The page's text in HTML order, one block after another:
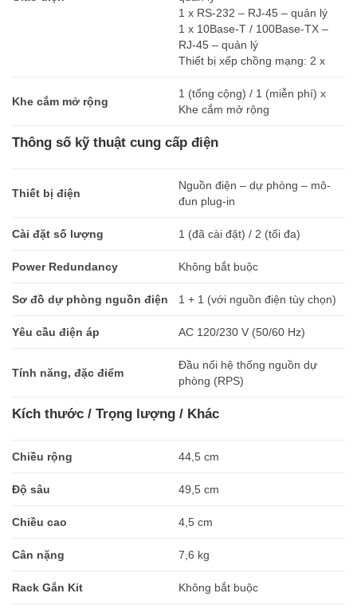
1 x RS-232 – RJ-45 – quản lý
1 x 10Base-T / 100Base-TX –
RJ-45 – quản lý
Thiết bị xếp chồng mạng: 2 x
Khe cắm mở rộng
1 (tổng cộng) / 1 (miễn phí) x
Khe cắm mở rộng
Thông số kỹ thuật cung cấp điện
Thiết bị điện
Nguồn điện – dự phòng – mô-
đun plug-in
Cài đặt số lượng 1 (đã cài đặt) / 2 (tối đa)
Power Redundancy Không bắt buộc
Sơ đồ dự phòng nguồn điện 1 + 1 (với nguồn điện tùy chọn)
Yêu cầu điện áp AC 120/230 V (50/60 Hz)
Tính năng, đặc điểm
Đầu nối hệ thống nguồn dự
phòng (RPS)
Kích thước / Trọng lượng / Khác
Chiều rộng 44,5 cm
Độ sâu 49,5 cm
Chiều cao 4,5 cm
Cân nặng 7,6 kg
Rack Gắn Kit Không bắt buộc